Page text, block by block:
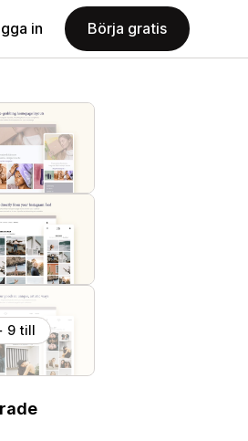
in Börja gratis
9 till